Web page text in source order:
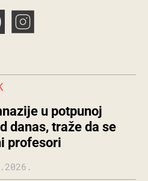
u potpunoj
danas, traže da se
profesori